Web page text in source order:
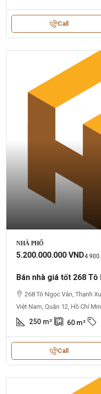
Call
NHÀ PHỐ
5.200.000.000 VND
Bán nhà giá tốt 268 Tô
268 Tô Ngọc Vân, Thạnh
Việt Nam, Quận 12, Hồ Chí
250 m² 60 m²
Call